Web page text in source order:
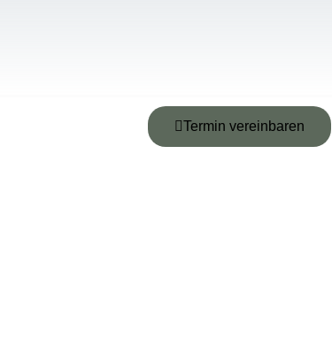
Termin vereinbaren